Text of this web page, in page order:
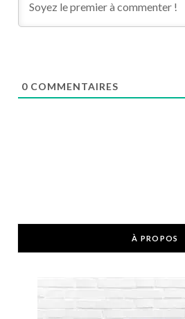
0 COMMENTAIRES
À PROPOS